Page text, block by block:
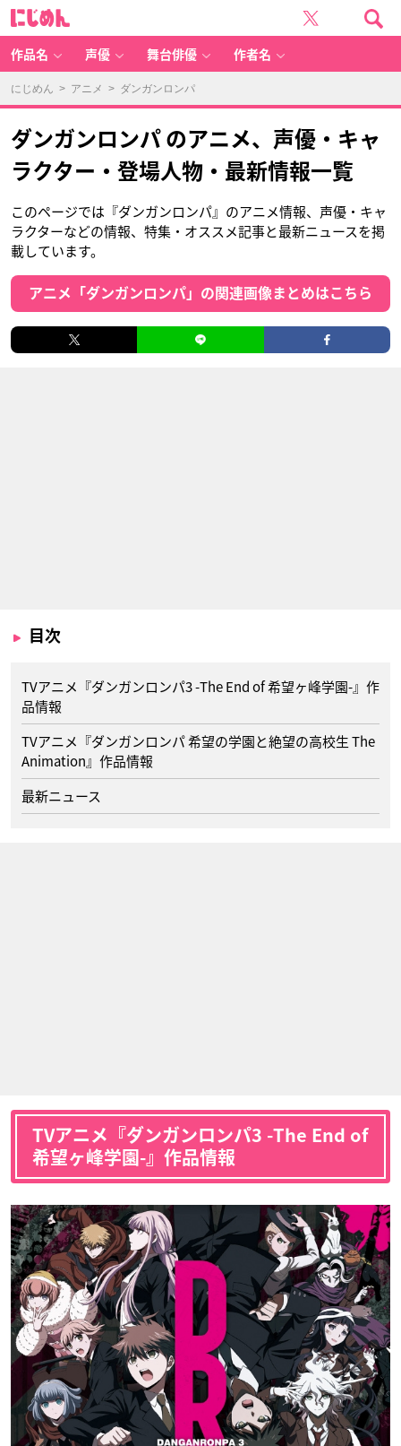
作品名 声優 舞台俳優 作者名
にじめん > アニメ > ダンガンロンパ
ダンガンロンパ のアニメ、声優・キャ
ラクター・登場人物・最新情報一覧
このページでは『ダンガンロンパ』のアニメ情報、声優・キャ
ラクターなどの情報、特集・オススメ記事と最新ニュースを掲
載しています。
アニメ「ダンガンロンパ」の関連画像まとめはこちら
目次
TVアニメ『ダンガンロンパ3 -The End of 希望ヶ峰学園-』作
品情報
TVアニメ『ダンガンロンパ 希望の学園と絶望の高校生 The
Animation』作品情報
最新ニュース
TVアニメ『ダンガンロンパ3 -The End of
希望ヶ峰学園-』作品情報